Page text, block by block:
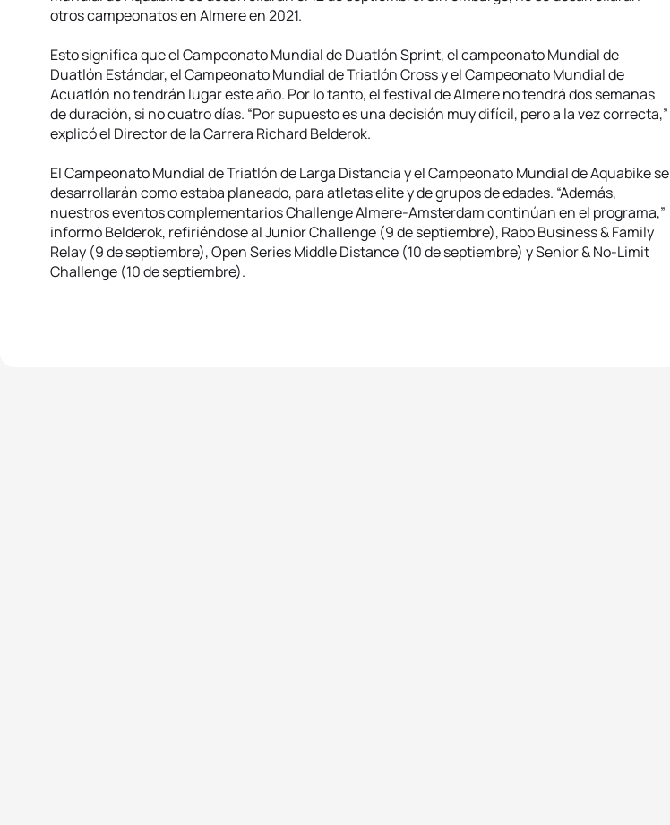
otros campeonatos en Almere en 2021.
Esto significa que el Campeonato Mundial de Duatlón Sprint, el campeonato Mundial de
Duatlón Estándar, el Campeonato Mundial de Triatlón Cross y el Campeonato Mundial de
Acuatlón no tendrán lugar este año. Por lo tanto, el festival de Almere no tendrá dos semanas
de duración, si no cuatro días. “Por supuesto es una decisión muy difícil, pero a la vez correcta,”
explicó el Director de la Carrera Richard Belderok.
El Campeonato Mundial de Triatlón de Larga Distancia y el Campeonato Mundial de Aquabike se
desarrollarán como estaba planeado, para atletas elite y de grupos de edades. “Además,
nuestros eventos complementarios Challenge Almere-Amsterdam continúan en el programa,”
informó Belderok, refiriéndose al Junior Challenge (9 de septiembre), Rabo Business & Family
Relay (9 de septiembre), Open Series Middle Distance (10 de septiembre) y Senior & No-Limit
Challenge (10 de septiembre).